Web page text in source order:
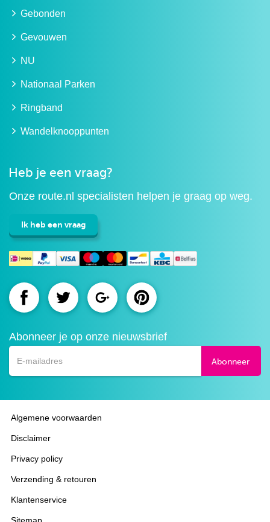
Gebonden
Gevouwen
NU
Nationaal Parken
Ringband
Wandelknooppunten
Heb je een vraag?
Onze route.nl specialisten helpen je graag op weg.
Ik heb een vraag
Route.nl
Facebook
Route.nlRoute.nlRoute.nl
Abonneer je op onze nieuwsbrief
Abonneer
Algemene voorwaarden
Disclaimer
Privacy policy
Verzending & retouren
Klantenservice